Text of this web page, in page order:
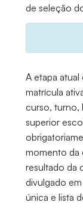
de seleção
A etapa
matrícula
curso, turno,
superior
momento da
resultado da
divulgado em
única e lista